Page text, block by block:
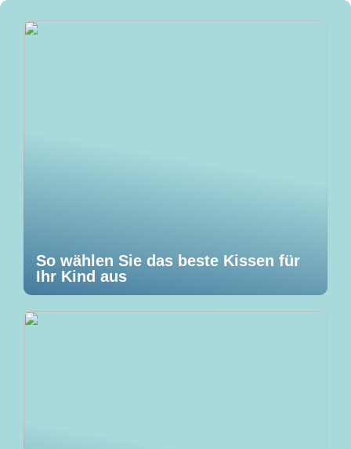
So wählen Sie das beste Kissen für
Ihr Kind aus